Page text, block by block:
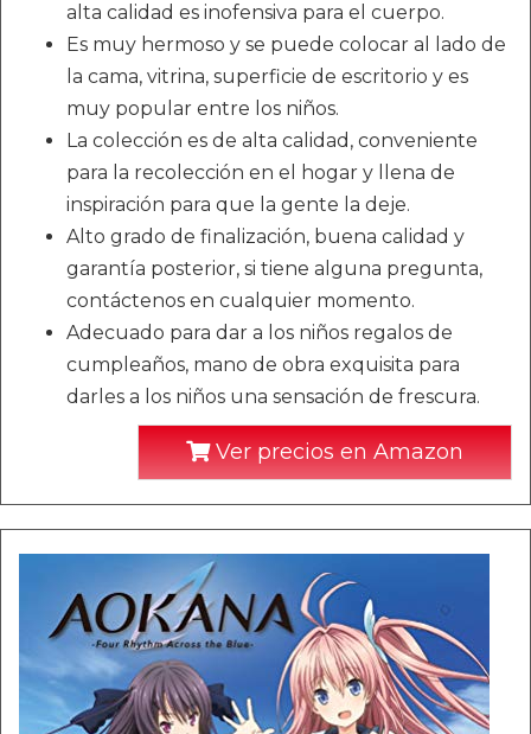
alta calidad es inofensiva para el cuerpo.
Es muy hermoso y se puede colocar al lado de
la cama, vitrina, superficie de escritorio y es
muy popular entre los niños.
La colección es de alta calidad, conveniente
para la recolección en el hogar y llena de
inspiración para que la gente la deje.
Alto grado de finalización, buena calidad y
garantía posterior, si tiene alguna pregunta,
contáctenos en cualquier momento.
Adecuado para dar a los niños regalos de
cumpleaños, mano de obra exquisita para
darles a los niños una sensación de frescura.
Ver precios en Amazon